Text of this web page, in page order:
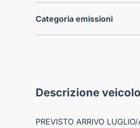
Categoria emissioni
Descrizione veicolo
PREVISTO ARRIVO